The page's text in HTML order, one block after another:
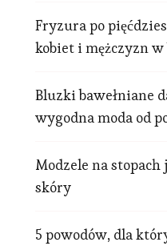
Fryzura po
kobiet i mężczyzn
Bluzki bawełniane
wygodna moda od
Modzele na
skóry
5 powodów, dla